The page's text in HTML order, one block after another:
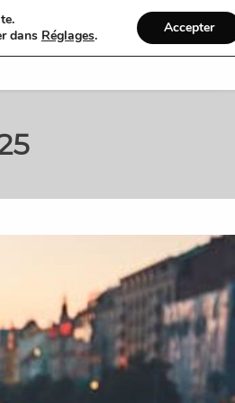
Organiser
dans Réglages. Accepter